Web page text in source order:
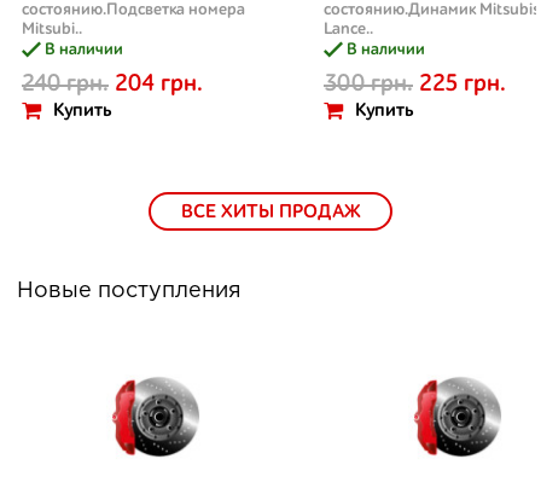
состоянию.Подсветка номера
Mitsubi..
В наличии
240 грн. 204 грн.
Купить
состоянию.Динамик
Lance..
В наличии
300 грн. 225 грн.
Купить
ВСЕ ХИТЫ ПРОДАЖ
Новые поступления